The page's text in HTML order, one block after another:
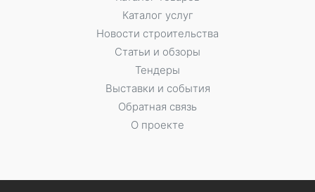
Каталог услуг
Новости строительства
Статьи и обзоры
Тендеры
Выставки и события
Обратная связь
О проекте